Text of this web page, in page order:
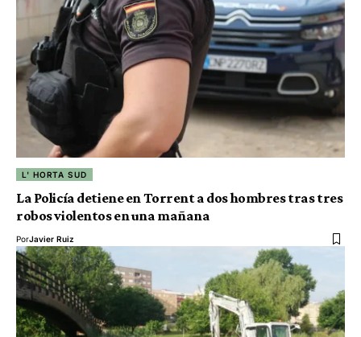
L' HORTA SUD
La Policía detiene en Torrent a dos hombres tras tres
robos violentos en una mañana
PorJavier Ruiz